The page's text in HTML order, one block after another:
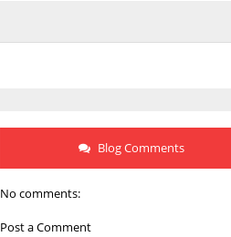
Blog Comments
No comments:
Post a Comment